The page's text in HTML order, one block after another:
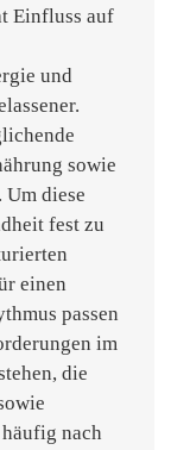
Einfluss auf
und
sowie
diese
fest zu
einen
passen
im
die
nach